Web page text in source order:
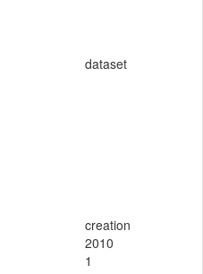
dataset
creation
2010
1